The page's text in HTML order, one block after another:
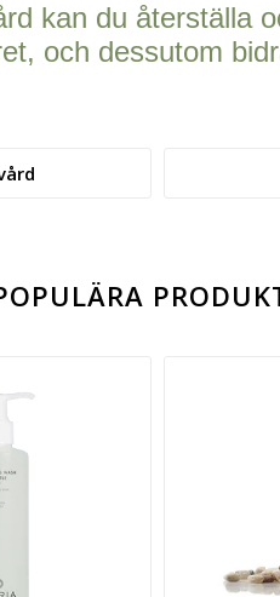
kan du återställa
och dessutom